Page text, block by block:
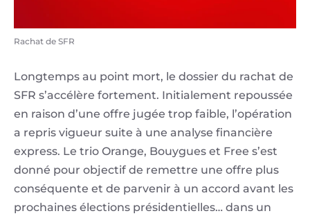
Rachat de SFR
Longtemps au point mort, le dossier du rachat de
SFR s’accélère fortement. Initialement repoussée
en raison d’une offre jugée trop faible, l’opération
a repris vigueur suite à une analyse financière
express. Le trio Orange, Bouygues et Free s’est
donné pour objectif de remettre une offre plus
conséquente et de parvenir à un accord avant les
prochaines élections présidentielles… dans un